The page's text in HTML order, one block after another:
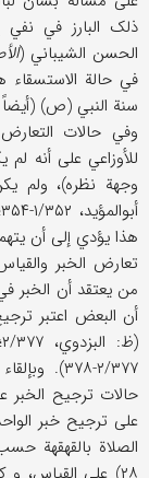
ذلک البارز في
الحسن الشیباني (
في حالة الاستسقاء
سنة النبي (ص) (أیضاً ظ:
وفي حالات
للأوزاعي علی أنه لم
وجهة نظره)، ولم
أبوالمؤید، ۱/۳۵۲-۳۵۴؛ قا: الشافعي،
هذا یؤدي إلی أن
تعارض الخبر
من یعتقد أن الخبر
أن البعض اعتبر
۲/۳۷۷-
حالات ترجیح الخبر
علی ترجیح خبر
الصلاة بالقهقهة